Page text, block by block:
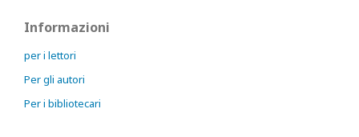
Informazioni
per i lettori
Per gli autori
Per i bibliotecari